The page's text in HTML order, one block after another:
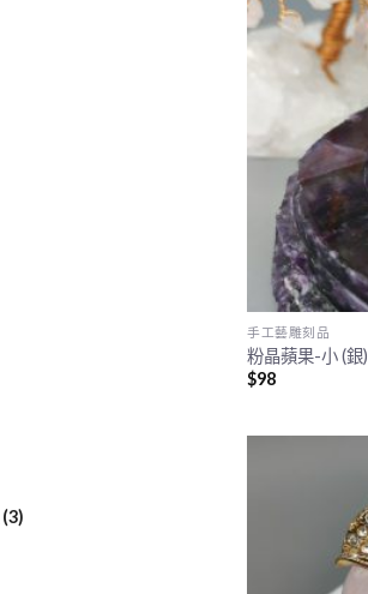
(3)
手工藝雕刻品
粉晶蘋果-小 (銀)
$98